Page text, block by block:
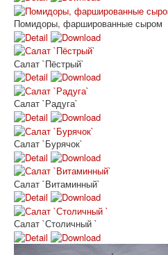
Помидоры, фаршированные сыром
Салат `Пёстрый`
Салат `Радуга`
Салат `Бурячок`
Салат `Витаминный`
Салат `Столичный `